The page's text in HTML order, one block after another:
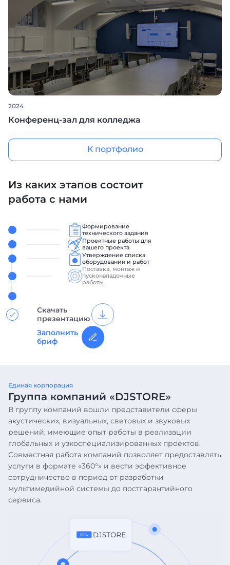
К портфолио
2024
Конференц-зал для колледжа
Из каких этапов состоит
работа с нами
Формирование
технического задания
Проектные работы для
вашего проекта
Утверждение списка
оборудования и работ
Поставка, монтаж и
пусконаладочные
работы
обслуживание
Скачать
презентацию
Заполнить
бриф
Единая корпорация
Группа компаний «DJSTORE»
В группу компаний вошли представители сферы
акустических, визуальных, световых и звуковых
решений, имеющие опыт работы в реализации
глобальных и узкоспециализированных проектов.
Совместная работа компаний позволяет предоставлять
услуги в формате «360°» и вести эффективное
сотрудничество в период от разработки
мультимедийной системы до постгарантийного
сервиса.